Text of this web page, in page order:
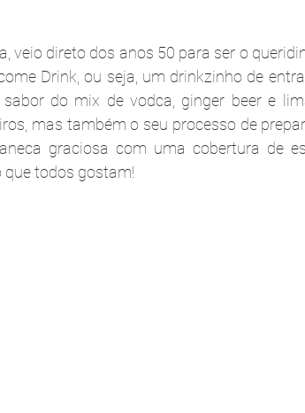
veio direto dos anos 50 para ser o
Drink, ou seja, um drinkzinho de
do mix de vodca, ginger beer e
mas também o seu processo de
graciosa com uma cobertura de
todos gostam!